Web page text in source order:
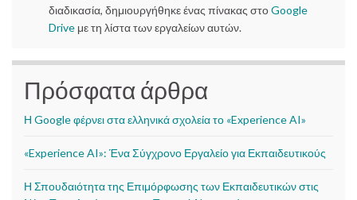
διαδικασία, δημιουργήθηκε ένας πίνακας στοGoogle
Drive με τη λίστα των εργαλείων αυτών.
Πρόσφατα άρθρα
Η Google φέρνει στα ελληνικά σχολεία το «Experience AI»
«Experience AI»: Ένα Σύγχρονο Εργαλείο για Εκπαιδευτικούς
Η Σπουδαιότητα της Επιμόρφωσης των Εκπαιδευτικών στις